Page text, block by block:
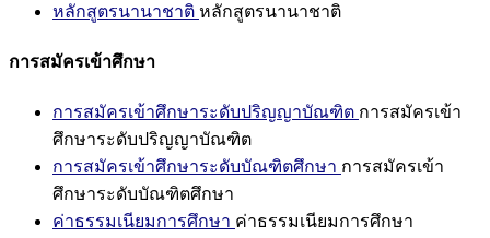
หลักสูตรนานาชาติ หลักสูตรนานาชาติ
การสมัครเข้าศึกษา
การสมัครเข้าศึกษาระดับปริญญาบัณฑิต การสมัครเข้า
ศึกษาระดับปริญญาบัณฑิต
การสมัครเข้าศึกษาระดับบัณฑิตศึกษา การสมัครเข้า
ศึกษาระดับบัณฑิตศึกษา
ค่าธรรมเนียมการศึกษา ค่าธรรมเนียมการศึกษา